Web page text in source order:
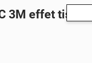
3M effet tissu